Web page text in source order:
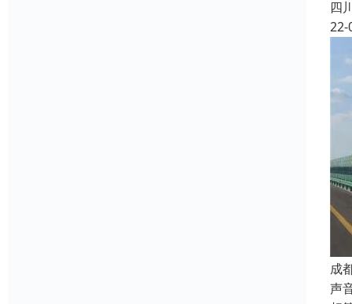
四
22-
成
声